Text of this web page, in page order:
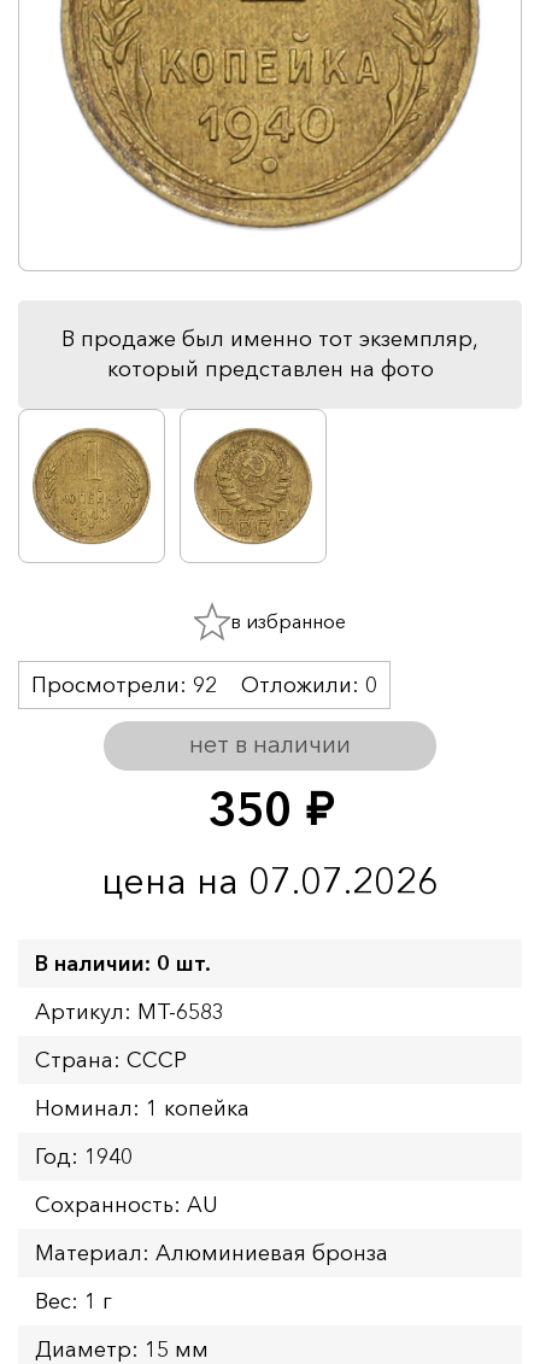
В продаже был именно тот экземпляр,
который представлен на фото
350 руб.
цена на 07.07.2026
нет в наличии
Просмотрели: 92 Отложили: 0
в избранное
В наличии: 0 шт.
Артикул: MT-6583
Страна: СССР
Номинал: 1 копейка
Год: 1940
Сохранность: AU
Материал: Алюминиевая бронза
Вес: 1 г
Диаметр: 15 мм